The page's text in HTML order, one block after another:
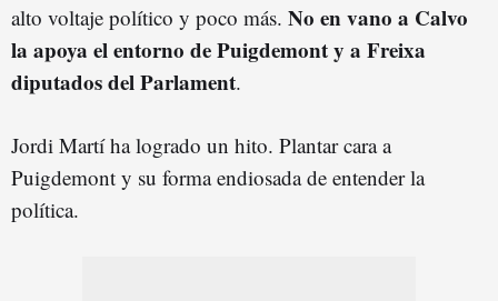
alto voltaje político y poco más. No en vano a Calvo
la apoya el entorno de Puigdemont y a Freixa
diputados del Parlament.
Jordi Martí ha logrado un hito. Plantar cara a
Puigdemont y su forma endiosada de entender la
política.